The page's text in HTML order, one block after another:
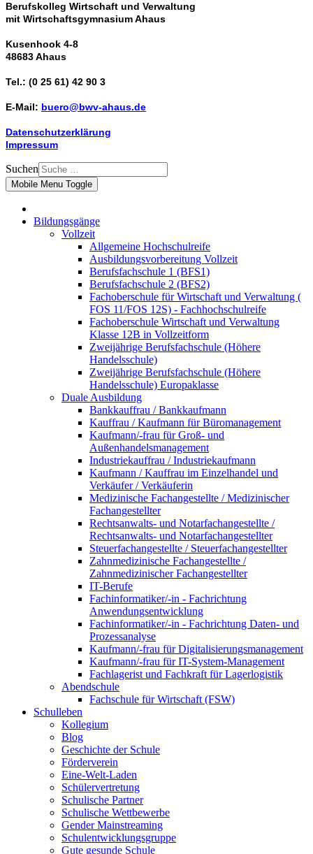
Berufskolleg Wirtschaft und Verwaltung
mit Wirtschaftsgymnasium Ahaus
Kusenhook 4-8
48683 Ahaus
Tel.: (0 25 61) 42 90 3
E-Mail: buero@bwv-ahaus.de
Datenschutzerklärung
Impressum
Suchen
Mobile Menu Toggle
Bildungsgänge
Vollzeit
Allgemeine Hochschulreife
Ausbildungsvorbereitung Vollzeit
Berufsfachschule 1 (BFS1)
Berufsfachschule 2 (BFS2)
Fachoberschule für Wirtschaft und Verwaltung (
FOS 11/FOS 12S) - Fachhochschulreife
Fachoberschule Wirtschaft und Verwaltung
Klasse 12B in Vollzeitform
Zweijährige Berufsfachschule (Höhere
Handelsschule)
Zweijährige Berufsfachschule (Höhere
Handelsschule) Europaklasse
Duale Ausbildung
Bankkauffrau / Bankkaufmann
Kauffrau / Kaufmann für Büromanagement
Kaufmann/-frau für Groß- und
Außenhandelsmanagement
Industriekauffrau / Industriekaufmann
Kaufmann / Kauffrau im Einzelhandel und
Verkäufer / Verkäuferin
Medizinische Fachangestellte / Medizinischer
Fachangestellter
Rechtsanwalts- und Notarfachangestellte /
Rechtsanwalts- und Notarfachangestellter
Steuerfachangestellte / Steuerfachangestellter
Zahnmedizinische Fachangestellte /
Zahnmedizinischer Fachangestellter
IT-Berufe
Fachinformatiker/-in - Fachrichtung
Anwendungsentwicklung
Fachinformatiker/-in - Fachrichtung Daten- und
Prozessanalyse
Kaufmann/-frau für Digitalisierungsmanagement
Kaufmann/-frau für IT-System-Management
Fachlagerist und Fachkraft für Lagerlogistik
Abendschule
Fachschule für Wirtschaft (FSW)
Schulleben
Kollegium
Blog
Geschichte der Schule
Förderverein
Eine-Welt-Laden
Schülervertretung
Schulische Partner
Schulische Wettbewerbe
Gender Mainstreaming
Schulentwicklungsgruppe
Gute gesunde Schule